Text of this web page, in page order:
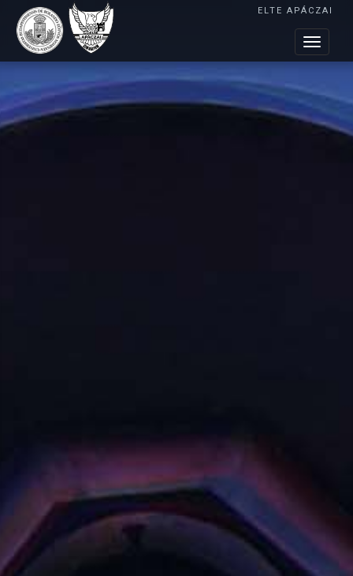
ELTE APÁCZAI